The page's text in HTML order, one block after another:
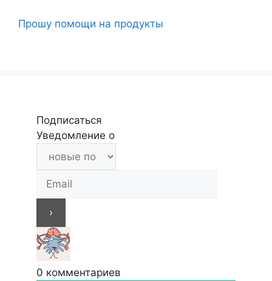
Прошу помощи на продукты
Подписаться
Уведомление о
0 комментариев